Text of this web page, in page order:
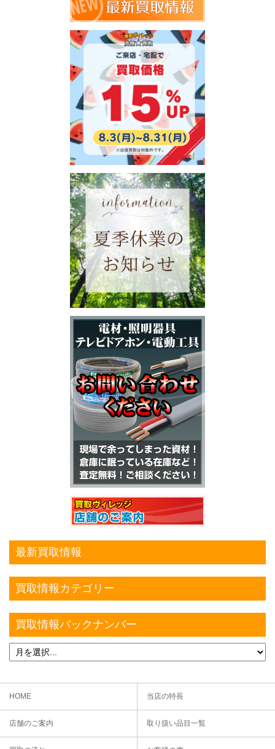
最新買取情報
買取情報カテゴリー
買取情報バックナンバー
HOME 当店の特長
店舗のご案内 取り扱い品目一覧